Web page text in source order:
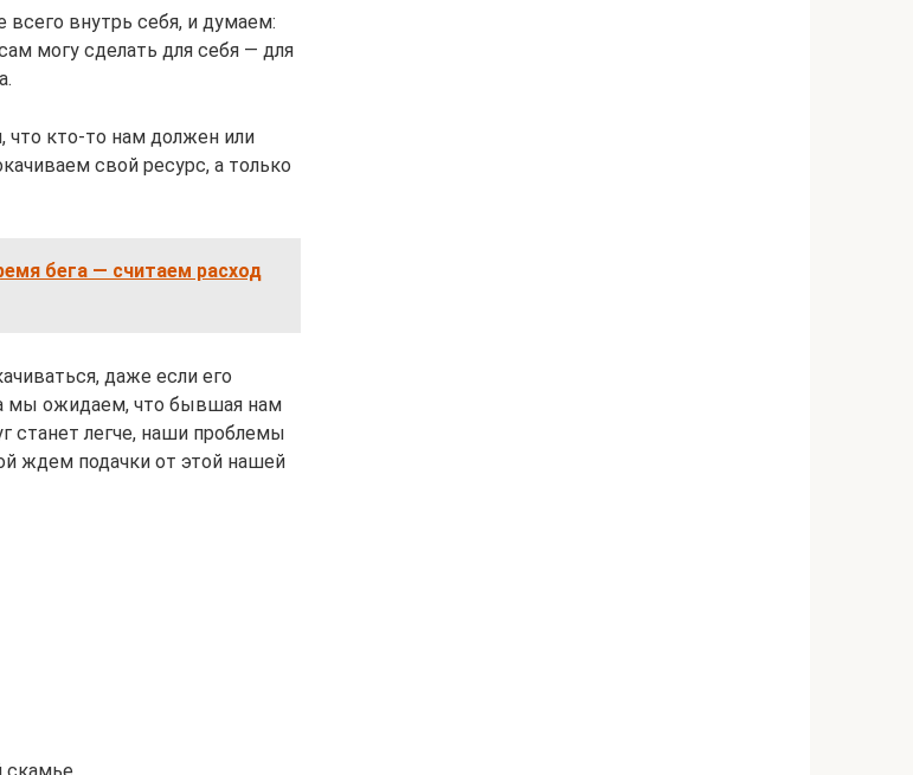
внутрь себя, и думаем:
могу сделать для себя — для
кто-то нам должен или
свой ресурс, а только
бега — считаем расход
даже если его
мы ожидаем, что бывшая нам
станет легче, наши проблемы
ждем подачки от этой нашей